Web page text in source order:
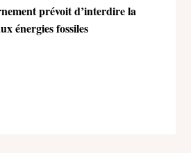
prévoit d’interdire la
énergies fossiles